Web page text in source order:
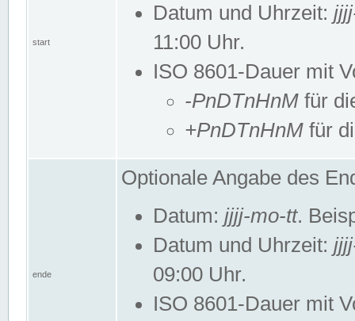
start
Datum und Uhrzeit:
11:00 Uhr.
ISO 8601-Dauer mit
-PnDTnHnM für
+PnDTnHnM für
ende
Optionale Angabe des
Datum: jjjj-mo-tt.
Datum und Uhrzeit:
09:00 Uhr.
ISO 8601-Dauer mit